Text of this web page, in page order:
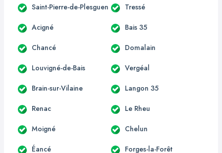
Saint-Pierre-de-Plesguen Tressé
Acigné Bais 35
Chancé Domalain
Louvigné-de-Bais Vergéal
Brain-sur-Vilaine Langon 35
Renac Le Rheu
Moigné Chelun
Éancé Forges-la-Forêt